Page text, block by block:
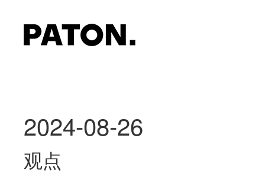
2024-08-26
观点